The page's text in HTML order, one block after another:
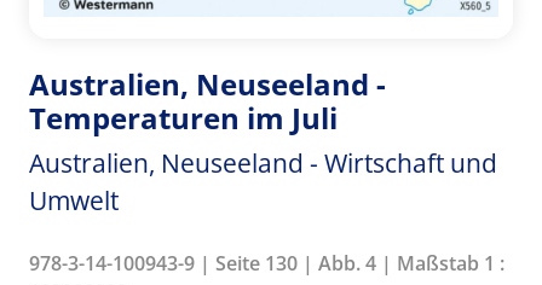
Australien, Neuseeland -
Temperaturen im Juli
Australien, Neuseeland - Wirtschaft und
Umwelt
978-3-14-100943-9 | Seite 130 | Abb. 4 | Maßstab 1 :